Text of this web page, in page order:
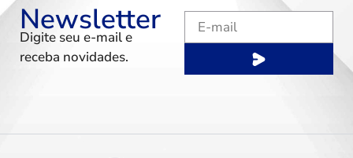
Newsletter
Digite seu e-mail e
receba novidades.